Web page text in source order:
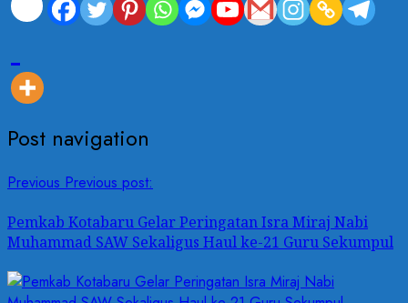
Post navigation
Previous Previous post:
Pemkab Kotabaru Gelar Peringatan Isra Miraj Nabi
Muhammad SAW Sekaligus Haul ke-21 Guru Sekumpul